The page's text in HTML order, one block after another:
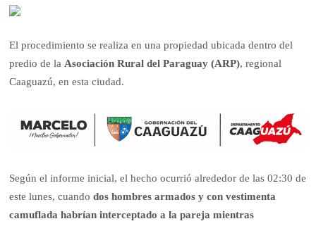
El procedimiento se realiza en una propiedad ubicada dentro del
predio de laAsociación Rural del Paraguay (ARP), regional
Caaguazú, en esta ciudad.
Según el informe inicial, el hecho ocurrió alrededor de las 02:30 de
este lunes, cuandodos hombres armados y con vestimenta
camuflada habrían interceptado a la pareja mientras